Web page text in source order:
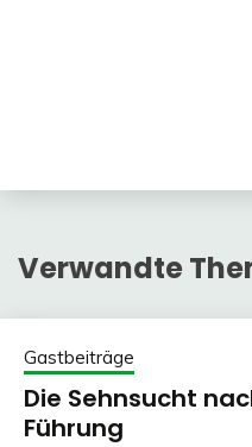
Verwandte
Gastbeiträge
Die Sehnsucht
Führung